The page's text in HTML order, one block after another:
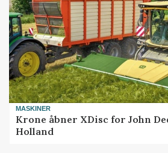
MASKINER
Krone åbner XDisc for John
Holland